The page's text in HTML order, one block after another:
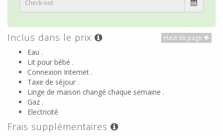
Haut de page
Inclus dans le prix
Eau .
Lit pour bébé .
Connexion Internet .
Taxe de séjour .
Linge de maison changé chaque semaine .
Gaz .
Electricité
Frais supplémentaires